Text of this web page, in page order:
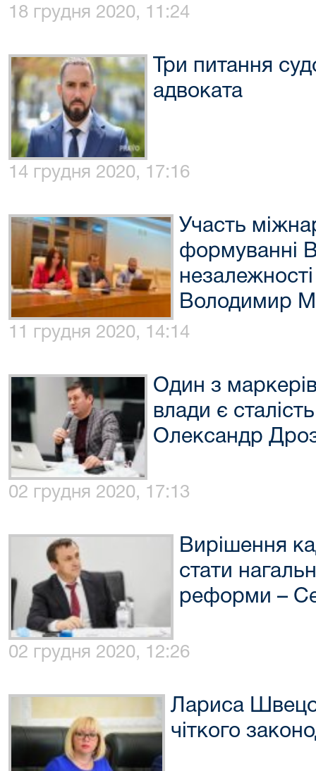
18 грудня 2020, 11:24
Три питання
адвоката
14 грудня 2020, 17:16
Участь
формуванні
Володимир
11 грудня 2020, 14:14
Один з
влади є
Олександр
02 грудня 2020, 17:13
Вирішення
стати
реформи –
02 грудня 2020, 12:26
Лариса
чіткого